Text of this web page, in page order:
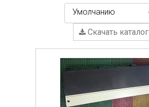
Умолчанию
Скачать каталог